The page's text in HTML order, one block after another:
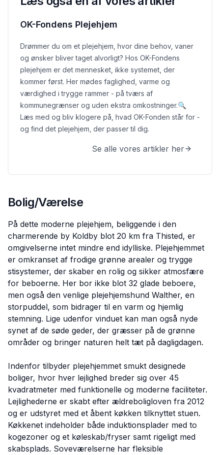
OK-Fondens Plejehjem
Drømmer du om et plejehjem, hvor dine behov, vaner
og ønsker bliver taget alvorligt? Hos OK-Fondens
plejehjem er det mennesket, ikke systemet, der
kommer først. Her mødes faglighed, varme og
værdighed i trygge rammer - på tværs af
kommunegrænser og uden ekstra omkostninger.🔍
Læs med og bliv klogere på, hvad OK-Fonden står for -
og find det plejehjem, der passer til dig.
Se alle vores artikler her
Bolig/Værelse
På dette moderne plejehjem, beliggende i den
charmerende by Koldby blot 20 km fra Thisted, er
omgivelserne intet mindre end idylliske. Plejehjemmet
er omkranset af frodige grønne arealer og trygge
stisystemer, der skaber en rolig og sikker atmosfære
for beboerne. Her bor ikke blot 32 glade beboere,
men også den venlige plejehjemshund Walther, en
storpuddel, som bidrager til en varm og hjemlig
stemning. Lige udenfor vinduet kan man også nyde
synet af de søde geder, der græsser på de grønne
områder og bringer naturen helt tæt på dagligdagen.
Indenfor tilbyder plejehjemmet smukt designede
boliger, hvor hver lejlighed breder sig over 45
kvadratmeter med funktionelle og moderne faciliteter.
Lejlighederne er skabt efter ældreboligloven fra 2012
og er udstyret med et åbent køkken tilknyttet stuen.
Køkkenet indeholder både induktionsplader med to
kogezoner og et køleskab/fryser samt rigeligt med
skabsplads. Soveværelserne har fleksible